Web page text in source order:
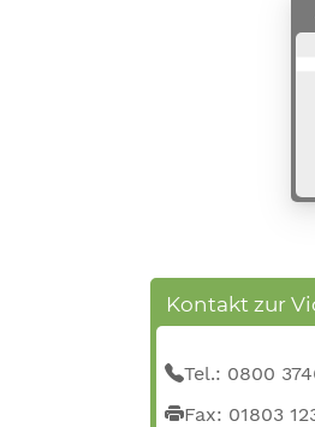
Kontakt zur
Tel.: 0800
Fax: 01803